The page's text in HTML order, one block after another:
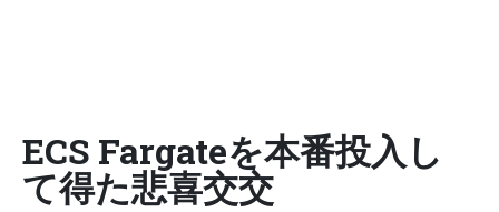
ECS Fargateを本番投入し
て得た悲喜交交